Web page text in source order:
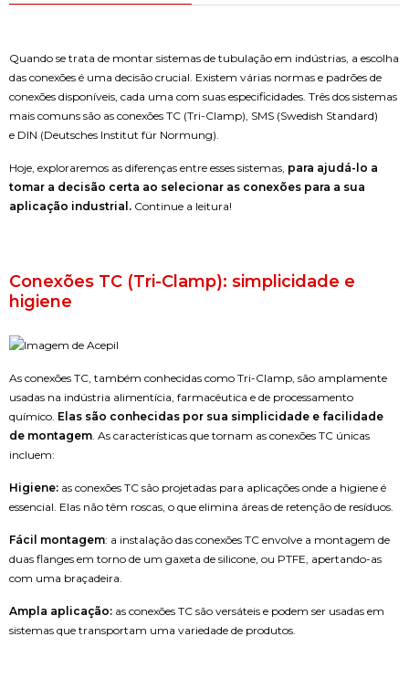
Quando se trata de montar sistemas de tubulação em indústrias, a escolha
das conexões é uma decisão crucial. Existem várias normas e padrões de
conexões disponíveis, cada uma com suas especificidades. Três dos sistemas
mais comuns são as conexões TC (Tri-Clamp), SMS (Swedish Standard)
e DIN (Deutsches Institut für Normung).
Hoje, exploraremos as diferenças entre esses sistemas, para ajudá-lo a
tomar a decisão certa ao selecionar as conexões para a sua
aplicação industrial. Continue a leitura!
Conexões TC (Tri-Clamp): simplicidade e
higiene
As conexões TC, também conhecidas como Tri-Clamp, são amplamente
usadas na indústria alimentícia, farmacêutica e de processamento
químico. Elas são conhecidas por sua simplicidade e facilidade
de montagem. As características que tornam as conexões TC únicas
incluem:
Higiene: as conexões TC são projetadas para aplicações onde a higiene é
essencial. Elas não têm roscas, o que elimina áreas de retenção de resíduos.
Fácil montagem: a instalação das conexões TC envolve a montagem de
duas flanges em torno de um gaxeta de silicone, ou PTFE, apertando-as
com uma braçadeira.
Ampla aplicação: as conexões TC são versáteis e podem ser usadas em
sistemas que transportam uma variedade de produtos.